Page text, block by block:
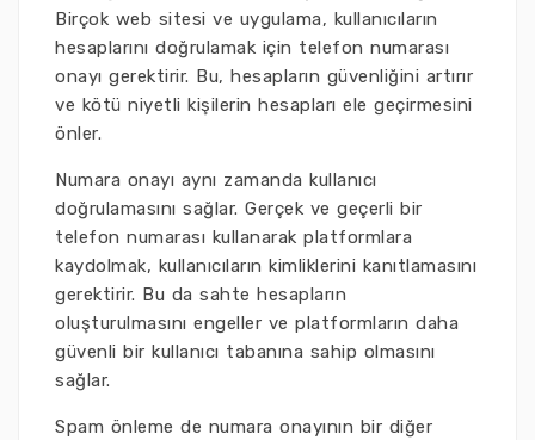
Birçok web sitesi ve uygulama, kullanıcıların
hesaplarını doğrulamak için telefon numarası
onayı gerektirir. Bu, hesapların güvenliğini artırır
ve kötü niyetli kişilerin hesapları ele geçirmesini
önler.
Numara onayı aynı zamanda kullanıcı
doğrulamasını sağlar. Gerçek ve geçerli bir
telefon numarası kullanarak platformlara
kaydolmak, kullanıcıların kimliklerini kanıtlamasını
gerektirir. Bu da sahte hesapların
oluşturulmasını engeller ve platformların daha
güvenli bir kullanıcı tabanına sahip olmasını
sağlar.
Spam önleme de numara onayının bir diğer